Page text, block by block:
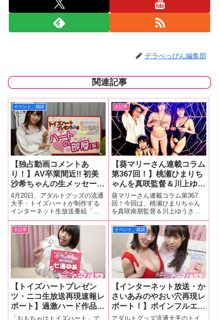
デラべっぴん編集部
関連記事
イベント、雑談
【独占動画コメントあ
り！】AV卒業間近!! 初美
沙希ちゃんの生メッセージ
を心に刻め！ さきっぽが
AV人生を振り返る「トイ
ズハートプレゼンツ『ハー
トの部屋（仮）』」レポー
ト!!
4月20日、アダルトグッズの流通
大手・トイズハートが制作する
インターネット生放送番組「ト
イズハートプレゼンツ『ハート
の部屋（仮）』」の第5回放送
に、引退目前の人気AV女優・初
美沙希ちゃんがゲストに登場!!
その様子をレポートいたしま
全記事
【葵マリーさん連載コラム
第367回！】桃瀬ひまりち
ゃんを真咲監督＆川上ゆう
さんが責め立てる作品『真
咲監督Presents ピンクス
パイダー 今日は貴女を追
い詰めます。』の現場をレ
ポート！
葵マリーさん連載コラム第367
回！今回は、桃瀬ひまりちゃん
を真咲南朋監督＆川上ゆうさん
が責め立てる作品『真咲監督
Presents ピンクスパイダー 今日
は貴女を追い詰めます。』の現
場をレポート！■マリーさんの今
までの連載はこちら 真咲監督P
全記事
【トイズハートプレゼン
ツ・ニコ生放送再現速報レ
ポート】過激ハード作品出
演からセクシーアイドルま
「おもちゃはトイズハート」で
イベント、雑談
【インターネット放送・か
さいあみのやおい穴再現レ
ポート！】ボインフルエン
サーの澁谷果歩ちゃんがゲ
アダルトグッズ流通大手のトイ